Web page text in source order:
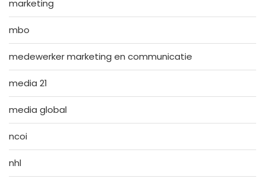
marketing
mbo
medewerker marketing en communicatie
media 21
media global
ncoi
nhl